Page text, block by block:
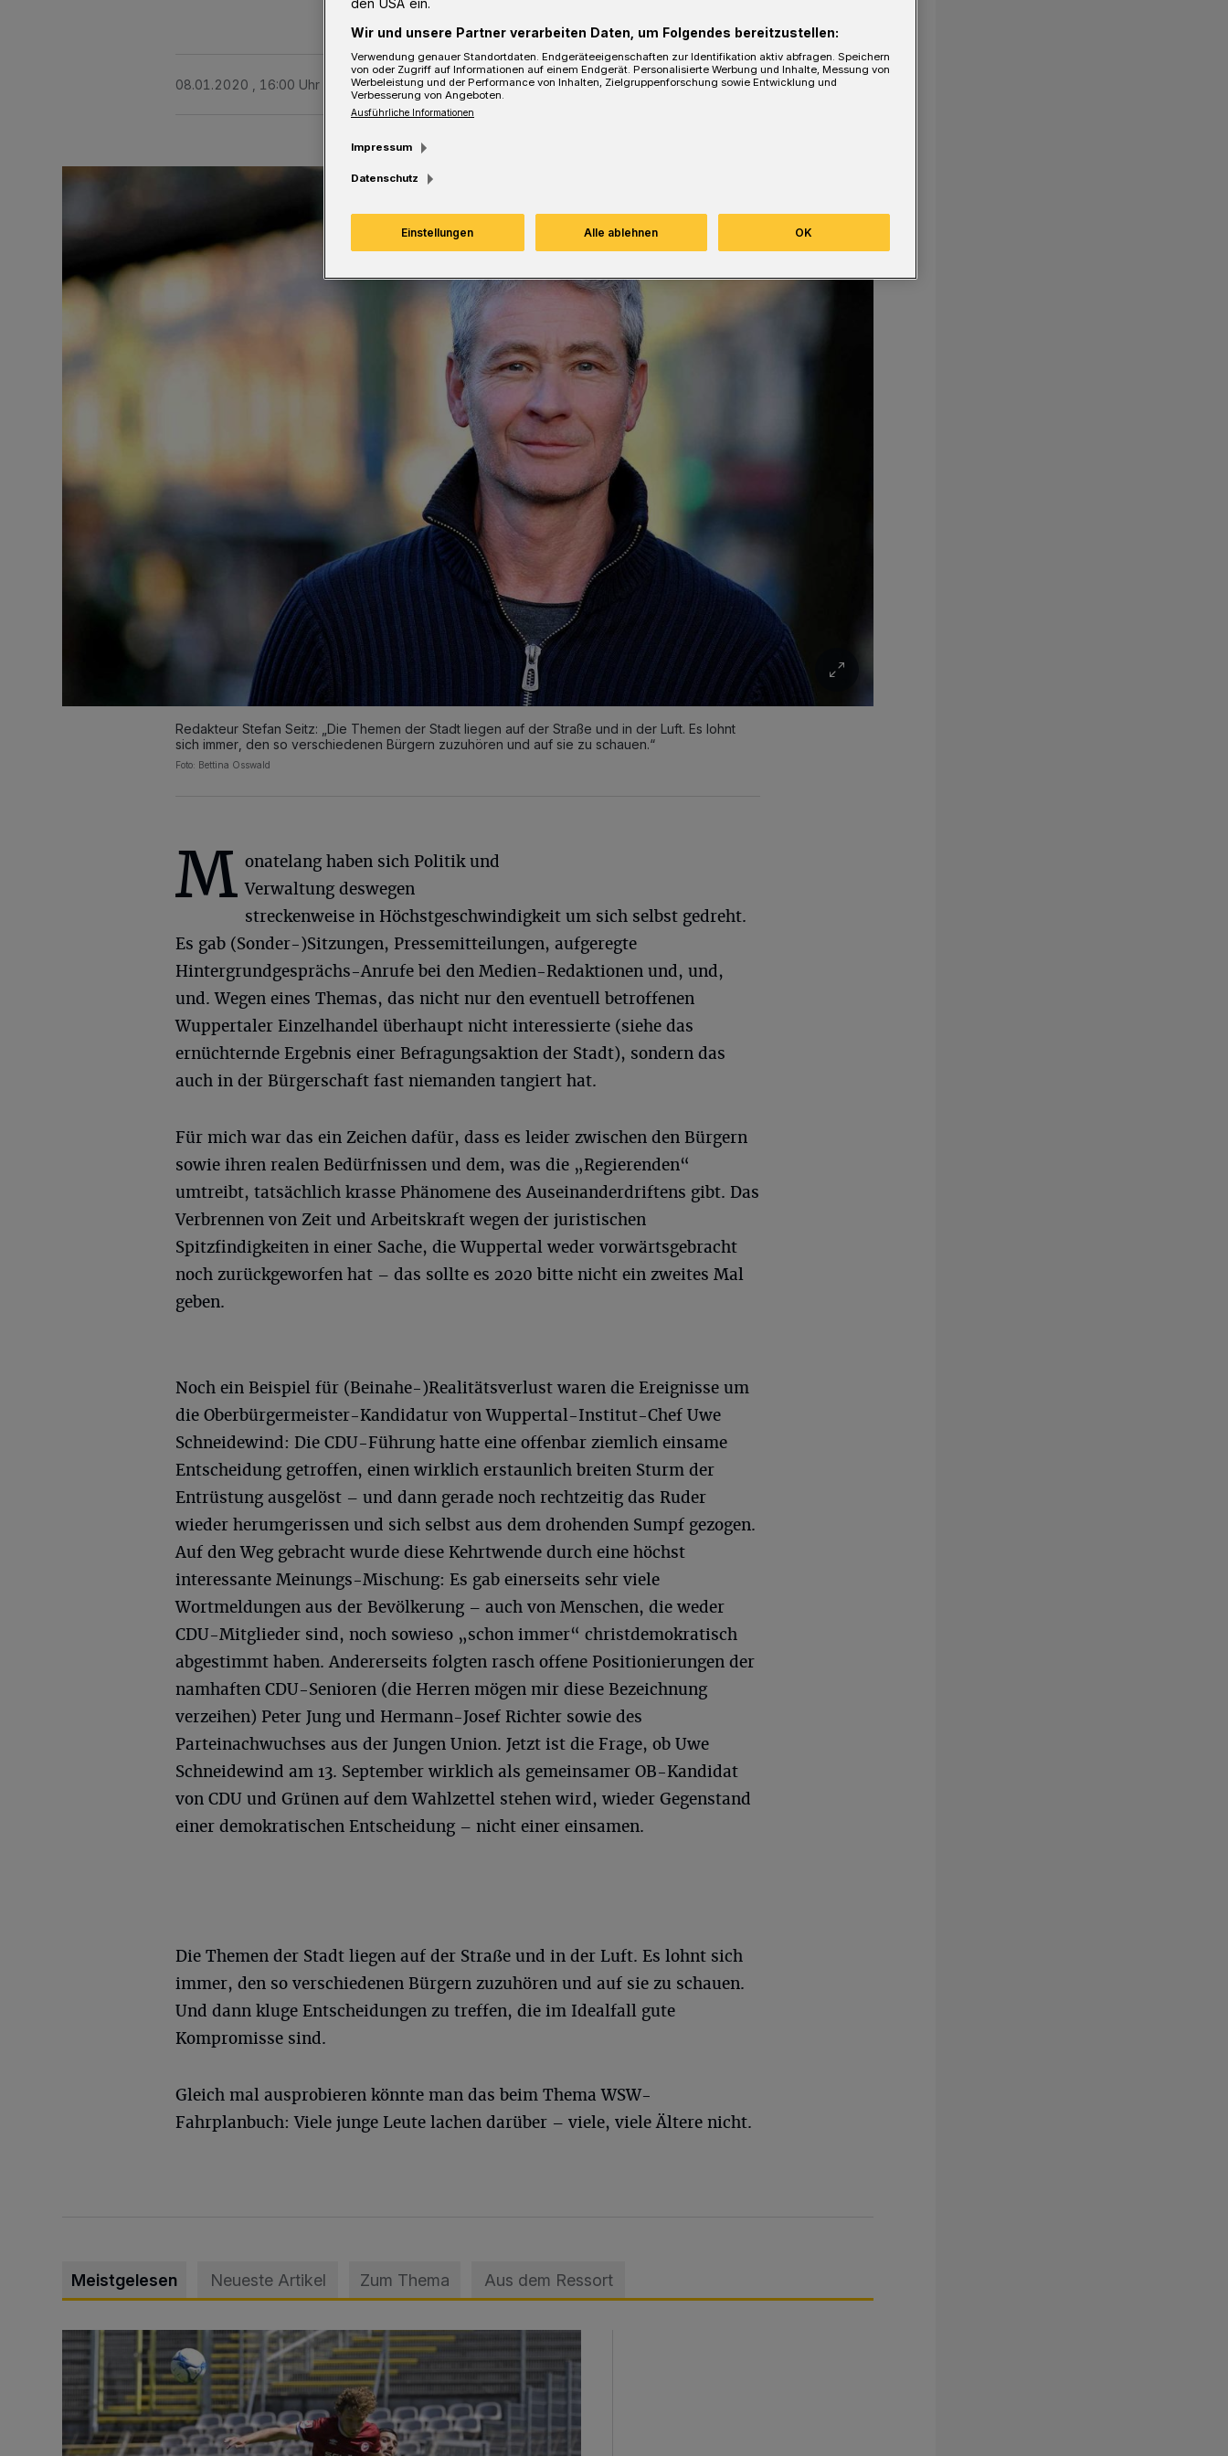
08.01.2020 , 16:00 Uhr 2 Minuten Lesezeit
Redakteur Stefan Seitz: „Die Themen der Stadt liegen auf der Straße und in der Luft. Es lohnt
sich immer, den so verschiedenen Bürgern zuzuhören und auf sie zu schauen.“
Foto: Bettina Osswald
M onatelang haben sich Politik und
Verwaltung deswegen
streckenweise in Höchstgeschwindigkeit um sich selbst gedreht.
Es gab (Sonder-)Sitzungen, Pressemitteilungen, aufgeregte
Hintergrundgesprächs-Anrufe bei den Medien-Redaktionen und, und,
und. Wegen eines Themas, das nicht nur den eventuell betroffenen
Wuppertaler Einzelhandel überhaupt nicht interessierte (siehe das
ernüchternde Ergebnis einer Befragungsaktion der Stadt), sondern das
auch in der Bürgerschaft fast niemanden tangiert hat.
Für mich war das ein Zeichen dafür, dass es leider zwischen den Bürgern
sowie ihren realen Bedürfnissen und dem, was die „Regierenden“
umtreibt, tatsächlich krasse Phänomene des Auseinanderdriftens gibt. Das
Verbrennen von Zeit und Arbeitskraft wegen der juristischen
Spitzfindigkeiten in einer Sache, die Wuppertal weder vorwärtsgebracht
noch zurückgeworfen hat – das sollte es 2020 bitte nicht ein zweites Mal
geben.
Noch ein Beispiel für (Beinahe-)Realitätsverlust waren die Ereignisse um
die Oberbürgermeister-Kandidatur von Wuppertal-Institut-Chef Uwe
Schneidewind: Die CDU-Führung hatte eine offenbar ziemlich einsame
Entscheidung getroffen, einen wirklich erstaunlich breiten Sturm der
Entrüstung ausgelöst – und dann gerade noch rechtzeitig das Ruder
wieder herumgerissen und sich selbst aus dem drohenden Sumpf gezogen.
Auf den Weg gebracht wurde diese Kehrtwende durch eine höchst
interessante Meinungs-Mischung: Es gab einerseits sehr viele
Wortmeldungen aus der Bevölkerung – auch von Menschen, die weder
CDU-Mitglieder sind, noch sowieso „schon immer“ christdemokratisch
abgestimmt haben. Andererseits folgten rasch offene Positionierungen der
namhaften CDU-Senioren (die Herren mögen mir diese Bezeichnung
verzeihen) Peter Jung und Hermann-Josef Richter sowie des
Parteinachwuchses aus der Jungen Union. Jetzt ist die Frage, ob Uwe
Schneidewind am 13. September wirklich als gemeinsamer OB-Kandidat
von CDU und Grünen auf dem Wahlzettel stehen wird, wieder Gegenstand
einer demokratischen Entscheidung – nicht einer einsamen.
Die Themen der Stadt liegen auf der Straße und in der Luft. Es lohnt sich
immer, den so verschiedenen Bürgern zuzuhören und auf sie zu schauen.
Und dann kluge Entscheidungen zu treffen, die im Idealfall gute
Kompromisse sind.
Gleich mal ausprobieren könnte man das beim Thema WSW-
Fahrplanbuch: Viele junge Leute lachen darüber – viele, viele Ältere nicht.
Meistgelesen Neueste Artikel Zum Thema Aus dem Ressort
WSV: Übertragung im Barmer Bahnhof und klare Ansage
den USA ein.
Wir und unsere Partner verarbeiten Daten, um Folgendes bereitzustellen:
Verwendung genauer Standortdaten. Endgeräteeigenschaften zur Identifikation aktiv abfragen. Speichern
von oder Zugriff auf Informationen auf einem Endgerät. Personalisierte Werbung und Inhalte, Messung von
Werbeleistung und der Performance von Inhalten, Zielgruppenforschung sowie Entwicklung und
Verbesserung von Angeboten.
Ausführliche Informationen
Impressum
Datenschutz
Einstellungen Alle ablehnen OK